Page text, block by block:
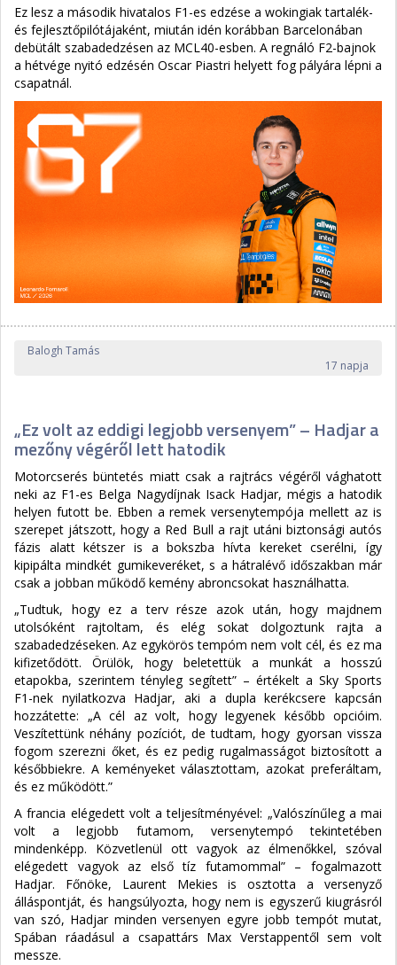
Ez lesz a második hivatalos F1-es edzése a wokingiak tartalék-
és fejlesztőpilótájaként, miután idén korábban Barcelonában
debütált szabadedzésen az MCL40-esben. A regnáló F2-bajnok
a hétvége nyitó edzésén Oscar Piastri helyett fog pályára lépni a
csapatnál.
Balogh Tamás
17 napja
„Ez volt az eddigi legjobb versenyem” – Hadjar a
mezőny végéről lett hatodik
Motorcserés büntetés miatt csak a rajtrács végéről vághatott
neki az F1-es Belga Nagydíjnak Isack Hadjar, mégis a hatodik
helyen futott be. Ebben a remek versenytempója mellett az is
szerepet játszott, hogy a Red Bull a rajt utáni biztonsági autós
fázis alatt kétszer is a bokszba hívta kereket cserélni, így
kipipálta mindkét gumikeveréket, s a hátralévő időszakban már
csak a jobban működő kemény abroncsokat használhatta.
„Tudtuk, hogy ez a terv része azok után, hogy majdnem
utolsóként rajtoltam, és elég sokat dolgoztunk rajta a
szabadedzéseken. Az egykörös tempóm nem volt cél, és ez ma
kifizetődött. Örülök, hogy beletettük a munkát a hosszú
etapokba, szerintem tényleg segített” – értékelt a Sky Sports
F1-nek nyilatkozva Hadjar, aki a dupla kerékcsere kapcsán
hozzátette: „A cél az volt, hogy legyenek később opcióim.
Veszítettünk néhány pozíciót, de tudtam, hogy gyorsan vissza
fogom szerezni őket, és ez pedig rugalmasságot biztosított a
későbbiekre. A keményeket választottam, azokat preferáltam,
és ez működött.”
A francia elégedett volt a teljesítményével: „Valószínűleg a mai
volt a legjobb futamom, versenytempó tekintetében
mindenképp. Közvetlenül ott vagyok az élmenőkkel, szóval
elégedett vagyok az első tíz futamommal” – fogalmazott
Hadjar. Főnöke, Laurent Mekies is osztotta a versenyző
álláspontját, és hangsúlyozta, hogy nem is egyszerű kiugrásról
van szó, Hadjar minden versenyen egyre jobb tempót mutat,
Spában ráadásul a csapattárs Max Verstappentől sem volt
messze.